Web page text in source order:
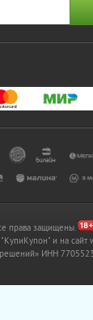
права защищены.
"КупиКупон" и на
решений» ИНН